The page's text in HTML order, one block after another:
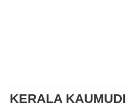
KERALA KAUMUDI